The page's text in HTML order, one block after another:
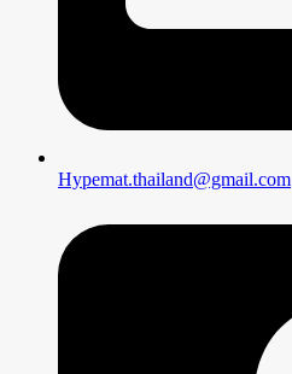
Hypemat.thailand@gmail.com